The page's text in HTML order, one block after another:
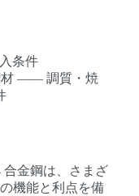
条件
材 ―― 調質・焼
合金鋼は、さまざ
機能と利点を備